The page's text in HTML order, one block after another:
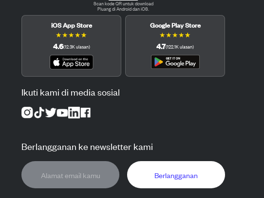
Scan kode QR untuk download
Pluang di Android dan iOS.
iOS App Store
★★★★★
4.6(12.3Kulasan)
Google Play Store
★★★★★
4.7(122.1Kulasan)
Ikuti kami di media sosial
Berlangganan ke newsletter kami
Berlangganan